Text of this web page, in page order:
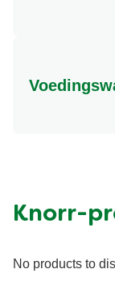
Knorr-
No products to